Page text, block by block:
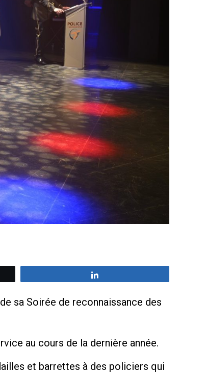
sa Soirée de reconnaissance des
au cours de la dernière année.
et barrettes à des policiers qui